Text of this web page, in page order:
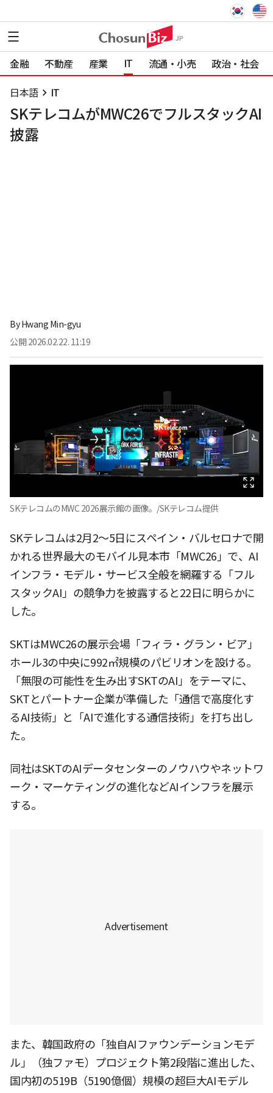
金融 不動産 産業 IT 流通・小売 政治・社会
日本語 IT
SKテレコムがMWC26でフルスタックAI
披露
ByHwang Min-gyu
公開 2026.02.22. 11:19
SKテレコムのMWC 2026展示館の画像。/SKテレコム提供
SKテレコムは2月2〜5日にスペイン・バルセロナで開
かれる世界最大のモバイル見本市「MWC26」で、AI
インフラ・モデル・サービス全般を網羅する「フル
スタックAI」の競争力を披露すると22日に明らかに
した。
SKTはMWC26の展示会場「フィラ・グラン・ビア」
ホール3の中央に992㎡規模のパビリオンを設ける。
「無限の可能性を生み出すSKTのAI」をテーマに、
SKTとパートナー企業が準備した「通信で高度化す
るAI技術」と「AIで進化する通信技術」を打ち出し
た。
同社はSKTのAIデータセンターのノウハウやネットワ
ーク・マーケティングの進化などAIインフラを展示
する。
また、韓国政府の「独自AIファウンデーションモデ
ル」（独ファモ）プロジェクト第2段階に進出した、
国内初の519B（5190億個）規模の超巨大AIモデル